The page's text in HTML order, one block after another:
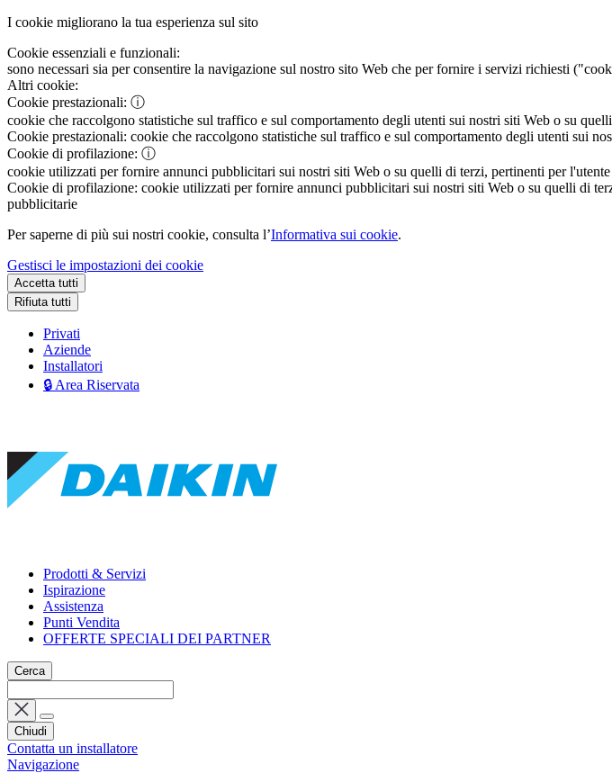
I cookie migliorano la tua esperienza sul sito
Cookie essenziali e funzionali:
sono necessari sia per consentire la navigazione sul nostro sito Web che per fornire i servizi richiesti
Altri cookie:
Cookie prestazionali: ⓘ
cookie che raccolgono statistiche sul traffico e sul comportamento degli utenti sui nostri siti Web o su
Cookie prestazionali: cookie che raccolgono statistiche sul traffico e sul comportamento degli utenti sui
Cookie di profilazione: ⓘ
cookie utilizzati per fornire annunci pubblicitari sui nostri siti Web o su quelli di terzi, pertinenti per
Cookie di profilazione: cookie utilizzati per fornire annunci pubblicitari sui nostri siti Web o su quelli di
pubblicitarie
Per saperne di più sui nostri cookie, consulta l’Informativa sui cookie.
Gestisci le impostazioni dei cookie
Accetta tutti
Rifiuta tutti
Privati
Aziende
Installatori
🔒 Area Riservata
Prodotti & Servizi
Ispirazione
Assistenza
Punti Vendita
OFFERTE SPECIALI DEI PARTNER
Cerca
Chiudi
Contatta un installatore
Navigazione